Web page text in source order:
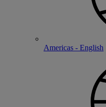
Americas - English